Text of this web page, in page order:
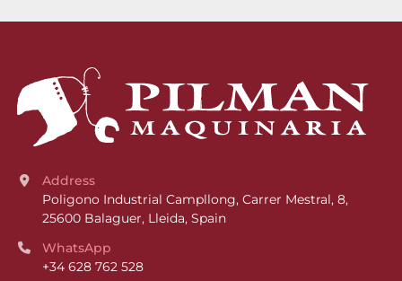
Address
Poligono Industrial Campllong, Carrer Mestral, 8,
25600 Balaguer, Lleida, Spain
WhatsApp
+34 628 762 528